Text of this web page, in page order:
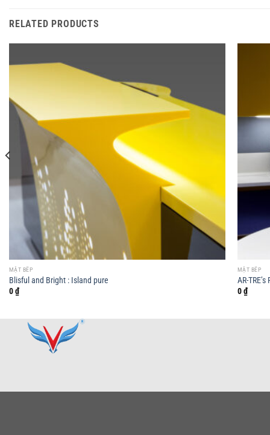
RELATED PRODUCTS
MẶT BẾP
Blisful and Bright : Island pure
0₫
MẶT BẾP
AR-
0₫